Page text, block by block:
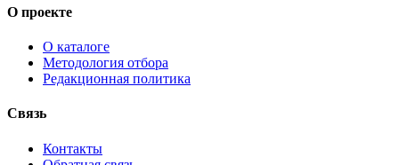
О проекте
О каталоге
Методология отбора
Редакционная политика
Связь
Контакты